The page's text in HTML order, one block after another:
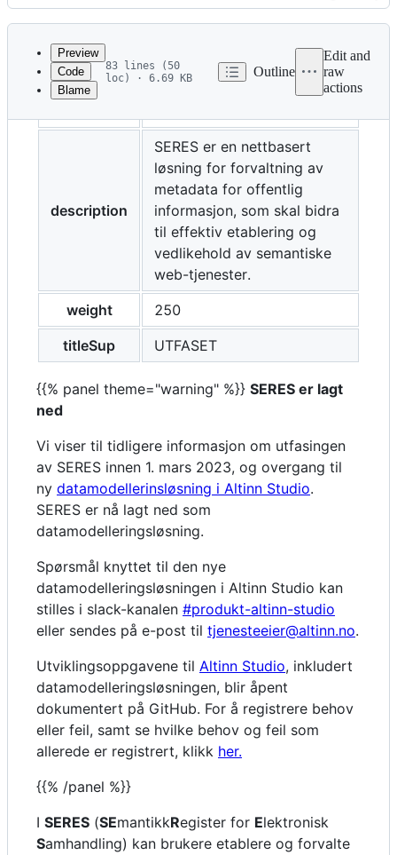
Latest
commit
History
metadata
Preview
Code
Blame
83 lines (50
loc) · 6.69 KB
Outline
Edit and
raw
actions
description
SERES er en nettbasert
løsning for forvaltning av
metadata for offentlig
informasjon, som skal bidra
til effektiv etablering og
vedlikehold av semantiske
web-tjenester.
weight
250
titleSup
UTFASET
{{% panel theme="warning" %}} SERES er lagt
ned
Vi viser til tidligere informasjon om utfasingen
av SERES innen 1. mars 2023, og overgang til
ny datamodellerinsløsning i Altinn Studio.
SERES er nå lagt ned som
datamodelleringsløsning.
Spørsmål knyttet til den nye
datamodelleringsløsningen i Altinn Studio kan
stilles i slack-kanalen #produkt-altinn-studio
eller sendes på e-post til tjenesteeier@altinn.no.
Utviklingsoppgavene til Altinn Studio, inkludert
datamodelleringsløsningen, blir åpent
dokumentert på GitHub. For å registrere behov
eller feil, samt se hvilke behov og feil som
allerede er registrert, klikk her.
{{% /panel %}}
I SERES (SEmantikkRegister for Elektronisk
Samhandling) kan brukere etablere og forvalte